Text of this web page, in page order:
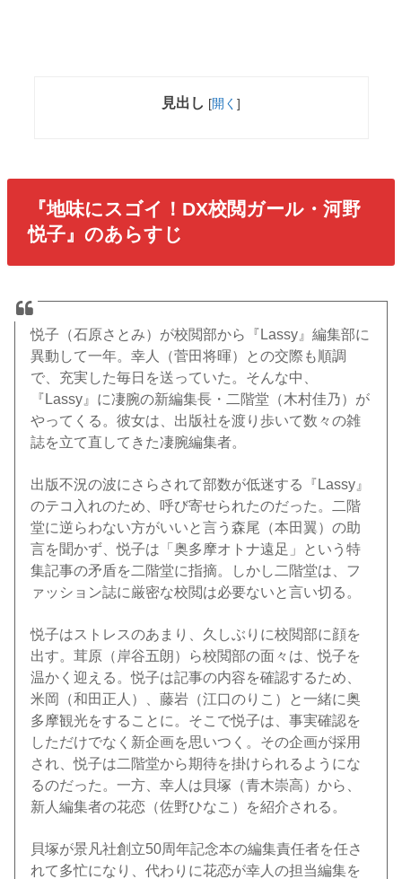
見出し [開く ]
『地味にスゴイ！DX校閲ガール・河野
悦子』のあらすじ
悦子（石原さとみ） が校閲部から『Lassy』編集部に
異動して一年。幸人（菅田将暉）
との交際も順調
で、充実した毎日を送っていた。そんな中、
『Lassy』に凄腕の新編集長・ 二階堂（木村佳乃） が
やってくる。彼女は、出版社を渡り歩いて数々の雑
誌を立て直してきた凄腕編集者。
出版不況の波にさらされて部数が低迷する『Lassy』
のテコ入れのため、呼び寄せられたのだった。二階
堂に逆らわない方がいいと言う森尾（本田翼）の助
言を聞かず、悦子は「奥多摩オトナ遠足」という特
集記事の矛盾を二階堂に指摘。しかし二階堂は、フ
ァッション誌に厳密な校閲は必要ないと言い切る。
悦子はストレスのあまり、久しぶりに校閲部に顔を
出す。茸原（岸谷五朗）
ら校閲部の面々は、悦子を
温かく迎える。悦子は記事の内容を確認するため、
米岡（和田正人）
、藤岩（江口のりこ）
と一緒に奥
多摩観光をすることに。そこで悦子は、事実確認を
しただけでなく新企画を思いつく。その企画が採用
され、悦子は二階堂から期待を掛けられるようにな
るのだった。一方、幸人は 貝塚（青木崇高）から、
新人編集者の花恋（佐野ひなこ） を紹介される。
貝塚が景凡社創立50周年記念本の編集責任者を任さ
れて多忙になり、代わりに花恋が幸人の担当編集を